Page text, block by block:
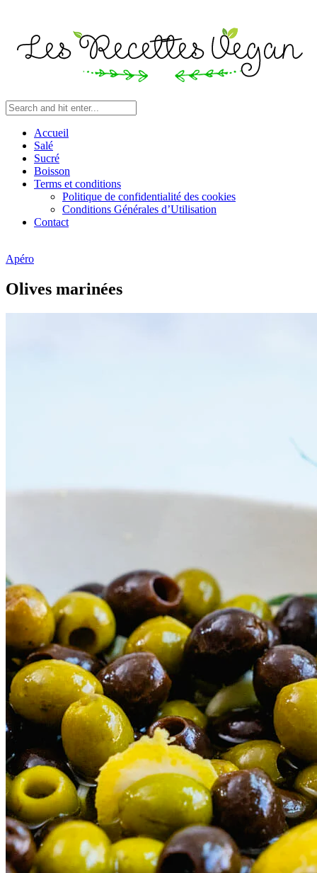
Accueil
Salé
Sucré
Boisson
Terms et conditions
Politique de confidentialité des cookies
Conditions Générales d’Utilisation
Contact
Apéro
Olives marinées